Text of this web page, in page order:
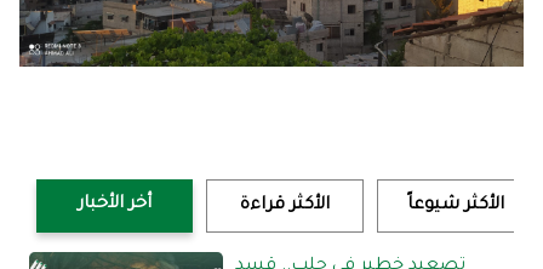
أخر الأخبار الأكثر قراءة الأكثر شيوعاً